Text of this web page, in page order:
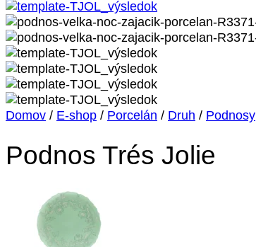
Domov / E-shop / Porcelán / Druh / Podnosy
Podnos Trés Jolie